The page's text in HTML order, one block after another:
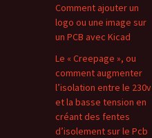
Comment ajouter un
logo ou une image sur
un PCB avec Kicad
Le « Creepage », ou
comment augmenter
l’isolation entre le 230v
et la basse tension en
créant des fentes
d’isolement sur le Pcb